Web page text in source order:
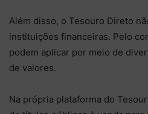
Além disso, o Tesouro Direto
instituições financeiras. Pelo
podem aplicar por meio de
de valores.
Na própria plataforma do